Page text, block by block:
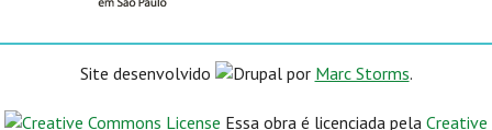
Site desenvolvido por Marc Storms.
Essa obra é licenciada pela Creative